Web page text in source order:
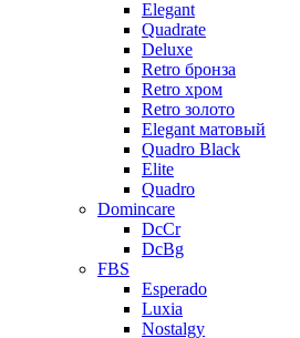
Elegant
Quadrate
Deluxe
Retro бронза
Retro хром
Retro золото
Elegant матовый
Quadro Black
Elite
Quadro
Domincare
DcCr
DcBg
FBS
Esperado
Luxia
Nostalgy